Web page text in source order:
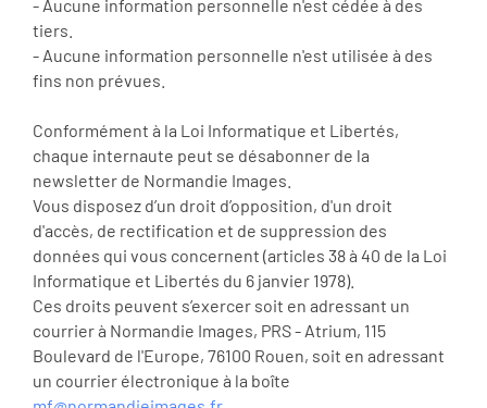
- Aucune information personnelle n'est cédée à des
tiers.
- Aucune information personnelle n'est utilisée à des
fins non prévues.
Conformément à la Loi Informatique et Libertés,
chaque internaute peut se désabonner de la
newsletter de Normandie Images.
Vous disposez d’un droit d’opposition, d'un droit
d'accès, de rectification et de suppression des
données qui vous concernent (articles 38 à 40 de la Loi
Informatique et Libertés du 6 janvier 1978).
Ces droits peuvent s’exercer soit en adressant un
courrier à Normandie Images, PRS - Atrium, 115
Boulevard de l'Europe, 76100 Rouen, soit en adressant
un courrier électronique à la boîte